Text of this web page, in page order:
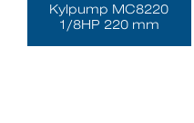
Kylpump MC8220
1/8HP 220 mm